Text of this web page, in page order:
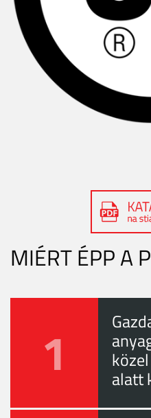
MIÉRT ÉPP A
1 alatt